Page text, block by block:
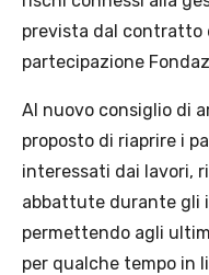
prevista dal contratto
partecipazione
Al nuovo consiglio di
proposto di riaprire i
interessati dai lavori,
abbattute durante gli
permettendo agli
per qualche tempo in